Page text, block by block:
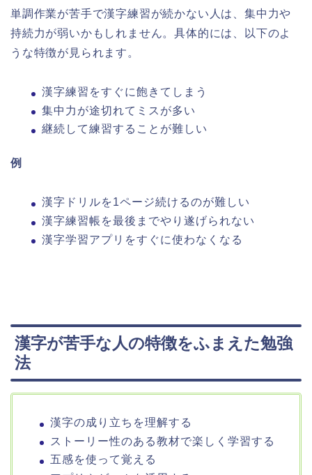
単調作業が苦手で漢字練習が続かない人は、集中力や
持続力が弱いかもしれません。具体的には、以下のよ
うな特徴が見られます。
漢字練習をすぐに飽きてしまう
集中力が途切れてミスが多い
継続して練習することが難しい
例
漢字ドリルを1ページ続けるのが難しい
漢字練習帳を最後までやり遂げられない
漢字学習アプリをすぐに使わなくなる
漢字が苦手な人の特徴をふまえた勉強
法
漢字の成り立ちを理解する
ストーリー性のある教材で楽しく学習する
五感を使って覚える